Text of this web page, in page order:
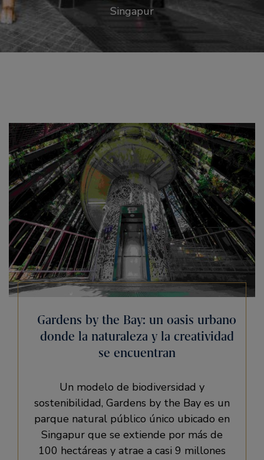
Singapur
Gardens by the Bay: un oasis urbano
donde la naturaleza y la creatividad
se encuentran
Un modelo de biodiversidad y
sostenibilidad, Gardens by the Bay es un
parque natural público único ubicado en
Singapur que se extiende por más de
100 hectáreas y atrae a casi 9 millones